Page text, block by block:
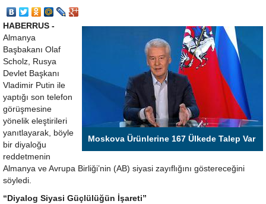
Moskova Ürünlerine 167 Ülkede Talep Var
HABERRUS -
Almanya
Başbakanı Olaf
Scholz, Rusya
Devlet Başkanı
Vladimir Putin ile
yaptığı son telefon
görüşmesine
yönelik eleştirileri
yanıtlayarak, böyle
bir diyaloğu
reddetmenin
Almanya ve Avrupa Birliği’nin (AB) siyasi zayıflığını göstereceğini
söyledi.
“Diyalog Siyasi Güçlülüğün İşareti”